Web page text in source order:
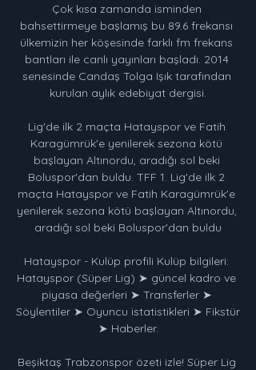
Çok kısa zamanda isminden
bahsettirmeye başlamış bu 89.6 frekansı
ülkemizin her köşesinde farklı fm frekans
bantları ile canlı yayınları başladı. 2014
senesinde Candaş Tolga Işık tarafından
kurulan aylık edebiyat dergisi.
Lig'de ilk 2 maçta Hatayspor ve Fatih
Karagümrük'e yenilerek sezona kötü
başlayan Altınordu, aradığı sol beki
Boluspor'dan buldu. TFF 1. Lig'de ilk 2
maçta Hatayspor ve Fatih Karagümrük'e
yenilerek sezona kötü başlayan Altınordu,
aradığı sol beki Boluspor'dan buldu
Hatayspor - Kulüp profili Kulüp bilgileri:
Hatayspor (Süper Lig) ➤ güncel kadro ve
piyasa değerleri ➤ Transferler ➤
Söylentiler ➤ Oyuncu istatistikleri ➤ Fikstür
➤ Haberler.
Beşiktaş Trabzonspor özeti izle! Süper Lig